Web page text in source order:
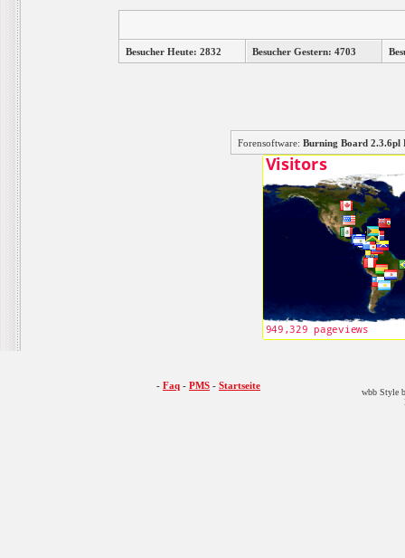
Besucher Heute: 2832 Besucher Gestern: 4703
Forensoftware: Burning Board
- Faq - PMS - Startseite
wbb Style